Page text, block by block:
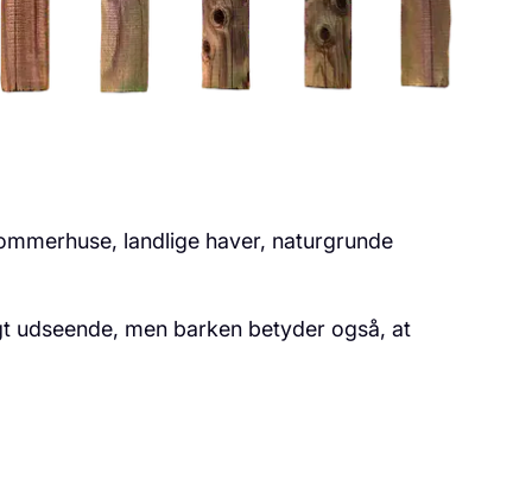
landlige haver, naturgrunde
men barken betyder også, at